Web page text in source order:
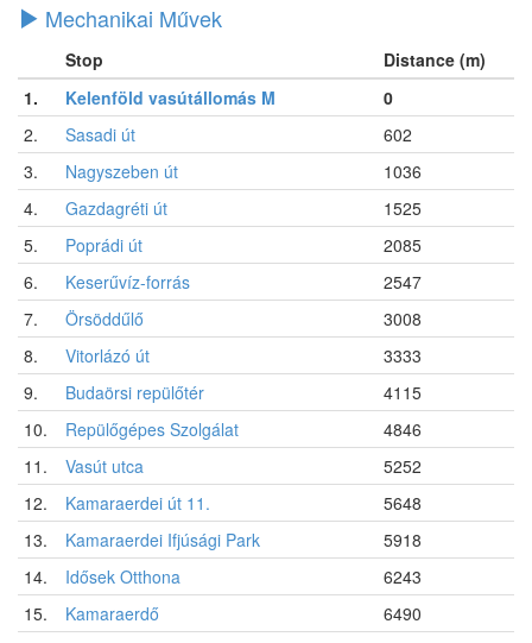
Mechanikai Művek
Stop
Distance (m)
1.
Kelenföld vasútállomás M
0
2.
Sasadi út
602
3.
Nagyszeben út
1036
4.
Gazdagréti út
1525
5.
Poprádi út
2085
6.
Keserűvíz-forrás
2547
7.
Örsöddűlő
3008
8.
Vitorlázó út
3333
9.
Budaörsi repülőtér
4115
10.
Repülőgépes Szolgálat
4846
11.
Vasút utca
5252
12.
Kamaraerdei út 11.
5648
13.
Kamaraerdei Ifjúsági Park
5918
14.
Idősek Otthona
6243
15.
Kamaraerdő
6490